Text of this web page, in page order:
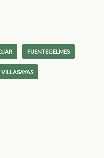
FUENTEGELMES
VILLASAYAS